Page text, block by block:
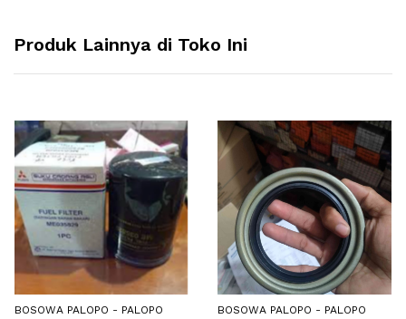
Produk Lainnya di Toko Ini
BOSOWA PALOPO - PALOPO BOSOWA PALOPO - PALOPO